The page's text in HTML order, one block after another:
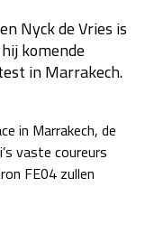
za 19:00 - 20:00
zo 18:00 - 20:00
20 - 22 nov
Nyck de Vries is
komende
in Marrakech.
in Marrakech, de
vaste coureurs
FE04 zullen